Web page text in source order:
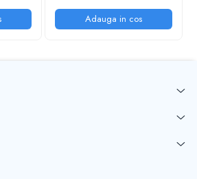
Adauga in cos